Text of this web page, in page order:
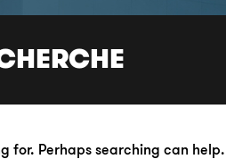
for. Perhaps searching can help.